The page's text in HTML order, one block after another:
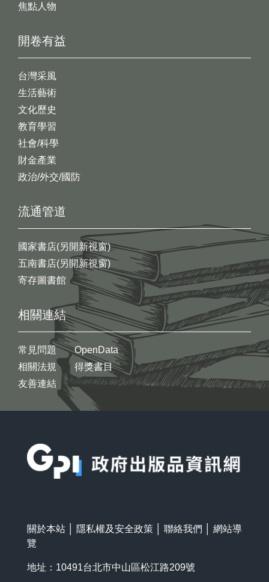
開卷有益
台灣采風
生活藝術
文化歷史
教育學習
社會/科學
財金產業
政治/外交/國防
焦點人物
流通管道
國家書店(另開新視窗)
五南書店(另開新視窗)
寄存圖書館
相關連結
常見問題
相關法規
友善連結
OpenData
得獎書目
關於本站 隱私權及安全政策 聯絡我們
網站導
覽
地址：10491台北市中山區松江路209號